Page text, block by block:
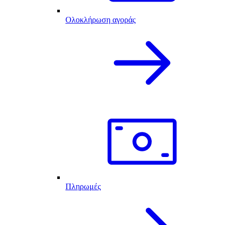
Ολοκλήρωση αγοράς
Πληρωμές